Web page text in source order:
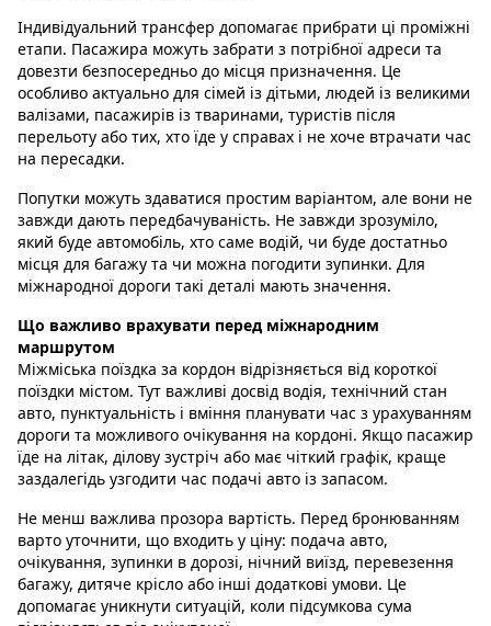
Індивідуальний трансфер допомагає прибрати ці проміжні
етапи. Пасажира можуть забрати з потрібної адреси та
довезти безпосередньо до місця призначення. Це
особливо актуально для сімей із дітьми, людей із великими
валізами, пасажирів із тваринами, туристів після
перельоту або тих, хто їде у справах і не хоче втрачати час
на пересадки.
Попутки можуть здаватися простим варіантом, але вони не
завжди дають передбачуваність. Не завжди зрозуміло,
який буде автомобіль, хто саме водій, чи буде достатньо
місця для багажу та чи можна погодити зупинки. Для
міжнародної дороги такі деталі мають значення.
Що важливо врахувати перед міжнародним
маршрутом
Міжміська поїздка за кордон відрізняється від короткої
поїздки містом. Тут важливі досвід водія, технічний стан
авто, пунктуальність і вміння планувати час з урахуванням
дороги та можливого очікування на кордоні. Якщо пасажир
їде на літак, ділову зустріч або має чіткий графік, краще
заздалегідь узгодити час подачі авто із запасом.
Не менш важлива прозора вартість. Перед бронюванням
варто уточнити, що входить у ціну: подача авто,
очікування, зупинки в дорозі, нічний виїзд, перевезення
багажу, дитяче крісло або інші додаткові умови. Це
допомагає уникнути ситуацій, коли підсумкова сума